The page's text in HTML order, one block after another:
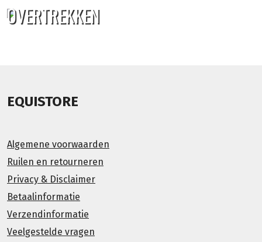
OVERTREKKEN
EQUISTORE
Algemene voorwaarden
Ruilen en retourneren
Privacy & Disclaimer
Betaalinformatie
Verzendinformatie
Veelgestelde vragen